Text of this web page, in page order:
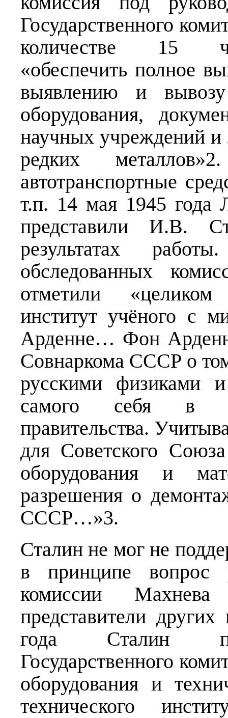
Государственного
количестве 15
«обеспечить полное
выявлению и
оборудования,
научных учреждений и
редких
автотранспортные
т.п. 14 мая 1945
представили И.В.
результатах
обследованных
отметили
институт учёного с
Арденне… Фон
Совнаркома СССР о
русскими физиками
самого себя в
правительства.
для Советского
оборудования и
разрешения о
СССР…»3.
Сталин не мог не
в принципе
комиссии
представители
года Сталин
Государственного
оборудования и
технического